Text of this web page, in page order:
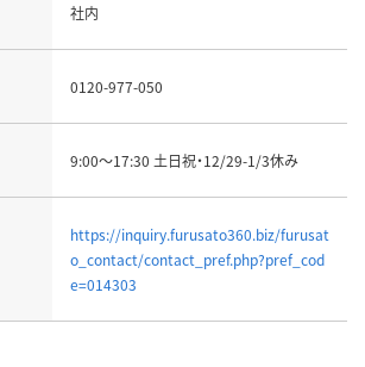
社内
0120-977-050
9:00～17:30 土日祝・12/29-1/3休み
https://inquiry.furusato360.biz/furusat
o_contact/contact_pref.php?pref_cod
e=014303